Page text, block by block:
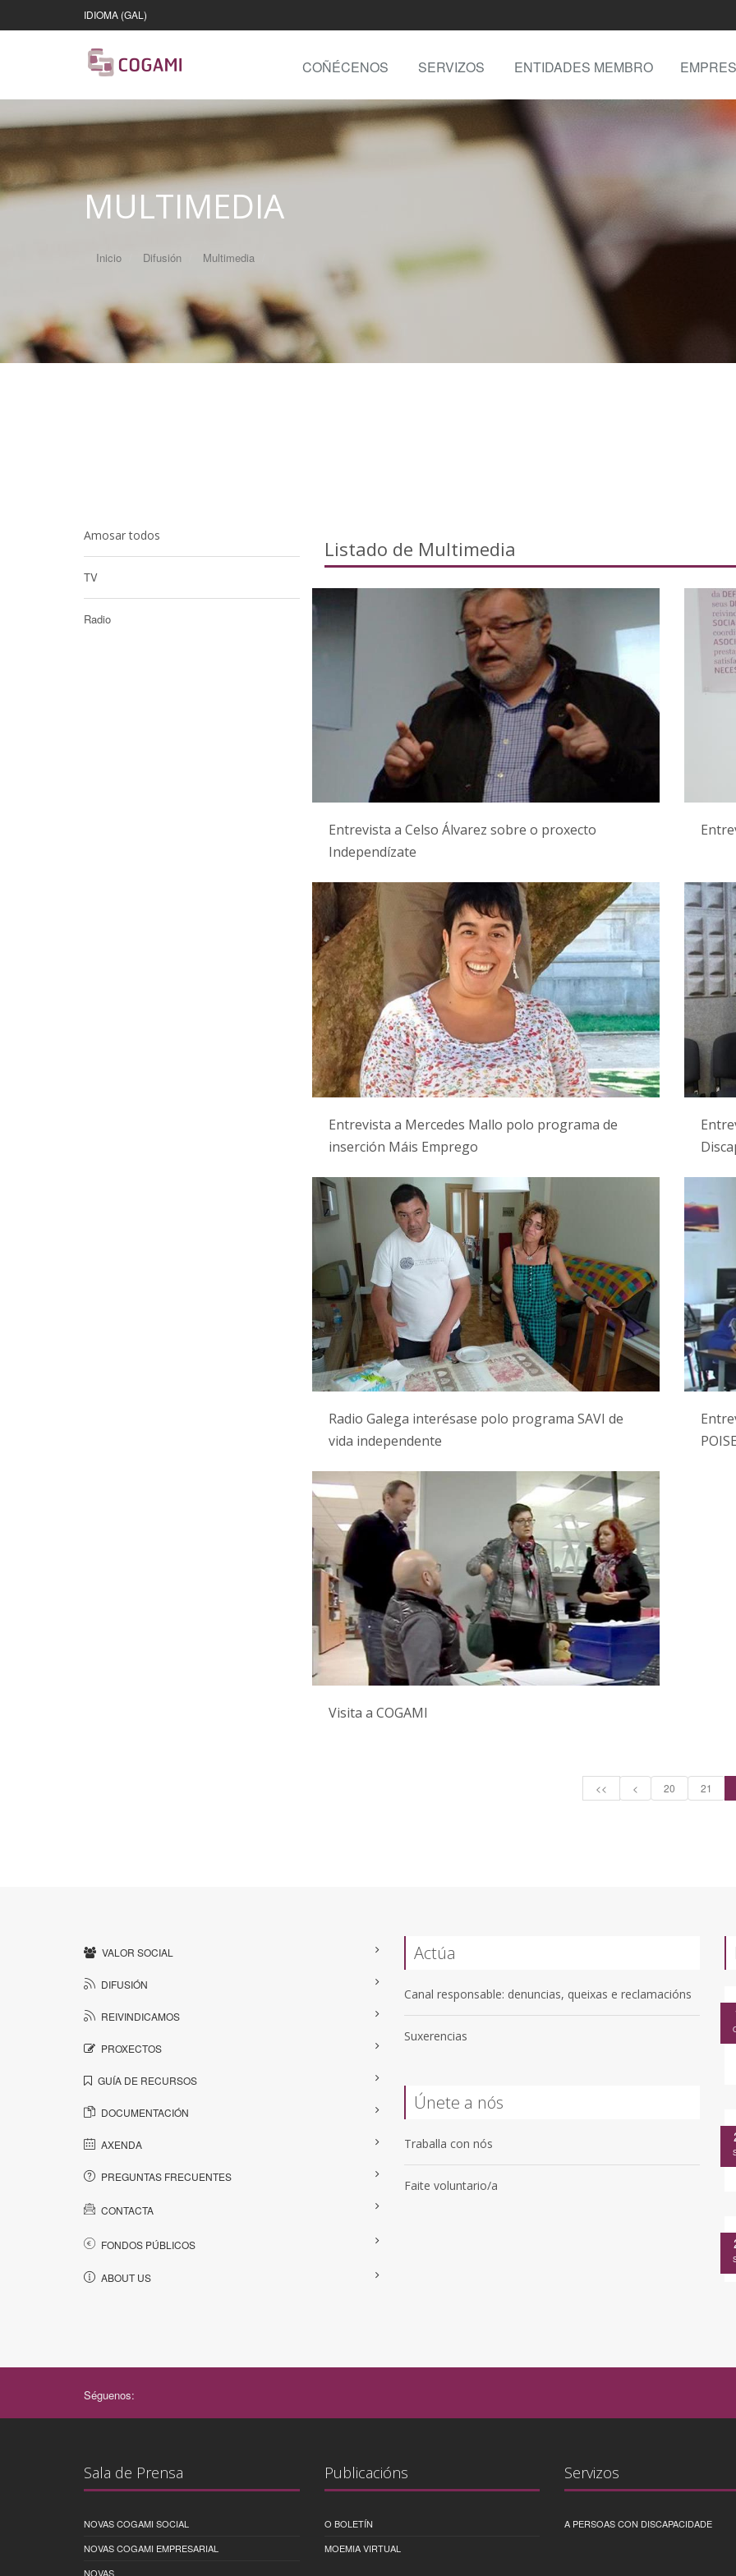
IDIOMA (GAL)
COÑÉCENOS SERVIZOS ENTIDADES MEMBRO
MULTIMEDIA
Inicio Difusión Multimedia
Amosar todos
TV
Radio
Listado de Multimedia
Entrevista a Celso Álvarez sobre o proxecto
Independízate
Entrevista a Mercedes Mallo polo programa de
inserción Máis Emprego
Radio Galega interésase polo programa SAVI de
vida independente
Visita a COGAMI
<< < 20 21
VALOR SOCIAL
DIFUSIÓN
REIVINDICAMOS
PROXECTOS
GUÍA DE RECURSOS
DOCUMENTACIÓN
AXENDA
PREGUNTAS FRECUENTES
CONTACTA
FONDOS PÚBLICOS
ABOUT US
Actúa
Canal responsable: denuncias, queixas e reclamacións
Suxerencias
Únete a nós
Traballa con nós
Faite voluntario/a
Séguenos:
Sala de Prensa
NOVAS COGAMI SOCIAL
NOVAS COGAMI EMPRESARIAL
NOVAS
Publicacións
O BOLETÍN
MOEMIA VIRTUAL
Servizos
A PERSOAS CON DISCAPACIDADE